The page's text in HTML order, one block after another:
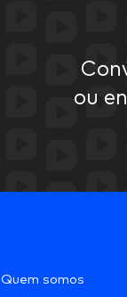
ou
Quem somos